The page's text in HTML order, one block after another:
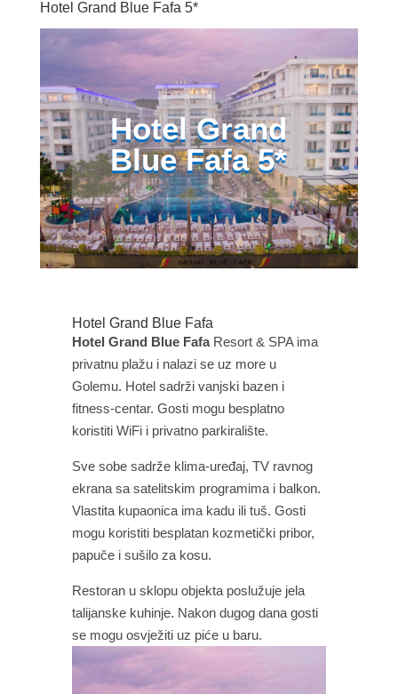
Hotel Grand Blue Fafa 5*
Hotel Grand
Blue Fafa 5*
Hotel Grand Blue Fafa
Hotel Grand Blue FafaResort & SPA ima
privatnu plažu i nalazi se uz more u
Golemu. Hotel sadrži vanjski bazen i
fitness-centar. Gosti mogu besplatno
koristiti WiFi i privatno parkiralište.
Sve sobe sadrže klima-uređaj, TV ravnog
ekrana sa satelitskim programima i balkon.
Vlastita kupaonica ima kadu ili tuš. Gosti
mogu koristiti besplatan kozmetički pribor,
papuče i sušilo za kosu.
Restoran u sklopu objekta poslužuje jela
talijanske kuhinje. Nakon dugog dana gosti
se mogu osvježiti uz piće u baru.